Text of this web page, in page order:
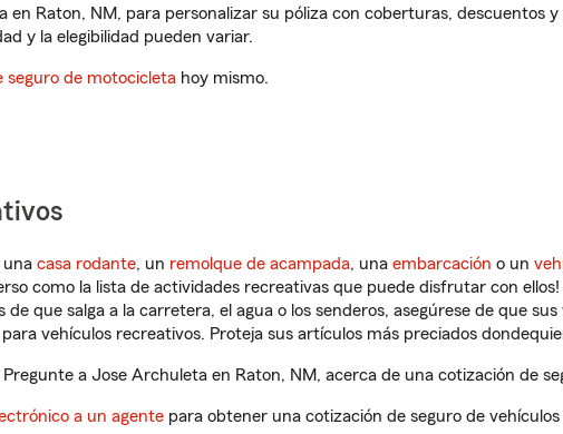
en Raton, NM, para personalizar su póliza con coberturas, descuentos
y la elegibilidad pueden variar.
seguro de motocicleta hoy mismo.
una casa rodante, un remolque de acampada, una embarcación o un
como la lista de actividades recreativas que puede disfrutar con
que salga a la carretera, el agua o los senderos, asegúrese de que
vehículos recreativos. Proteja sus artículos más preciados
a Jose Archuleta en Raton, NM, acerca de una cotización de
a un agente para obtener una cotización de seguro de